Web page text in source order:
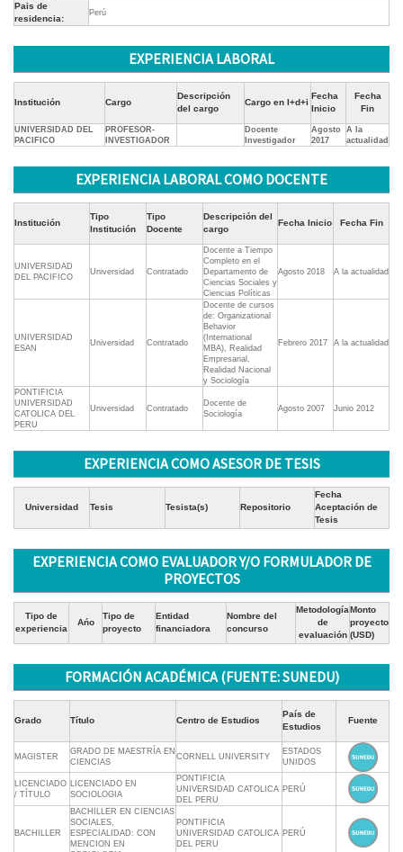
Pais de
residencia:
Perú
EXPERIENCIA LABORAL
Institución Cargo
Descripción
del cargo
Cargo en I+d+i
Fecha
Inicio
Fecha
Fin
UNIVERSIDAD DEL
PACIFICO
PROFESOR-
INVESTIGADOR
Docente
Investigador
Agosto
2017
A la
actualidad
EXPERIENCIA LABORAL COMO DOCENTE
Institución
Tipo
Institución
Tipo
Docente
Descripción del
cargo
Fecha Inicio Fecha Fin
UNIVERSIDAD
DEL PACIFICO
Universidad Contratado
Docente a Tiempo
Completo en el
Departamento de
Ciencias Sociales y
Ciencias Políticas
Agosto 2018 A la actualidad
UNIVERSIDAD
ESAN
Universidad Contratado
Docente de cursos
de: Organizational
Behavior
(International
MBA), Realidad
Empresarial,
Realidad Nacional
y Sociología
Febrero 2017 A la actualidad
PONTIFICIA
UNIVERSIDAD
CATOLICA DEL
PERU
Universidad Contratado
Docente de
Sociología
Agosto 2007 Junio 2012
EXPERIENCIA COMO ASESOR DE TESIS
Universidad Tesis Tesista(s) Repositorio
Fecha
Aceptación de
Tesis
EXPERIENCIA COMO EVALUADOR Y/O FORMULADOR DE
PROYECTOS
Tipo de
experiencia
Ańo
Tipo de
proyecto
Entidad
financiadora
Nombre del
concurso
Metodología
de
evaluación
Monto
proyecto
(USD)
FORMACIÓN ACADÉMICA (FUENTE: SUNEDU)
Grado Título Centro de Estudios
País de
Estudios
Fuente
MAGISTER
GRADO DE MAESTRÍA EN
CIENCIAS
CORNELL UNIVERSITY
ESTADOS
UNIDOS
LICENCIADO
/ TÍTULO
LICENCIADO EN
SOCIOLOGIA
PONTIFICIA
UNIVERSIDAD CATOLICA
DEL PERU
PERÚ
BACHILLER
BACHILLER EN CIENCIAS
SOCIALES,
ESPECIALIDAD: CON
MENCION EN
PONTIFICIA
UNIVERSIDAD CATOLICA
DEL PERU
PERÚ